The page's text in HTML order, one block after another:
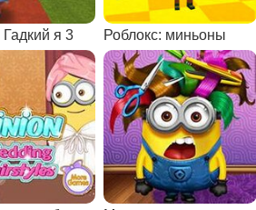
Гадкий я 3 Роблокс: миньоны